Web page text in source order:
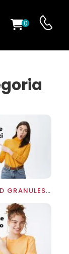
0
PEBBLES AND GRANULES PRICE LIST